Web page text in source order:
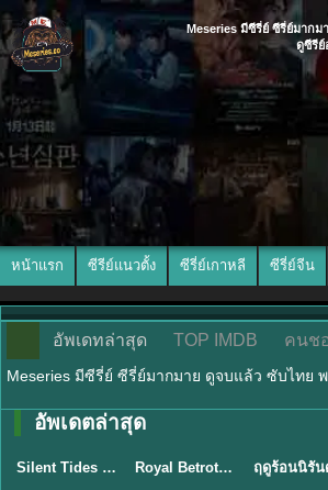
Meseries มีซีรี่ย์ ซีรี่ย์มากม
ดูซีรีย์
หน้าแรก ซีรีย์แนวตั้ง ซีรี่ย์เกาหลี ซีรี่ย์จีน
อัพเดทล่าสุด TOP IMDB คนช
Meseries มีซีรี่ย์ ซีรี่ย์มากมาย ดูจบแล้ว ซับไทย
อัพเดตล่าสุด
★9.5
พากย์ไทย
Silent Tides คลื่นลมลวง (2025) พากย์ไทย ซับไทย EP.1-31 ★9 Royal Betrothal (2026) สัญญาวิวาห์แห่งราชวงศ์ พากย์ไทย ซับไทย EP1-32 ★8.8